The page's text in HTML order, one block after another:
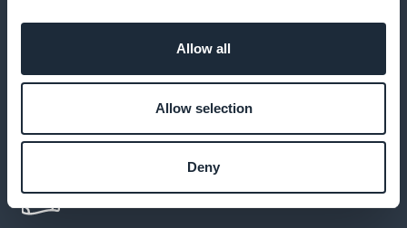
Allow all
Allow selection
Deny
Skab abonnementssider, der afspejler æstetikken
og ånden i dit brand, og som forbedrer
brugeroplevelsen og konverteringen